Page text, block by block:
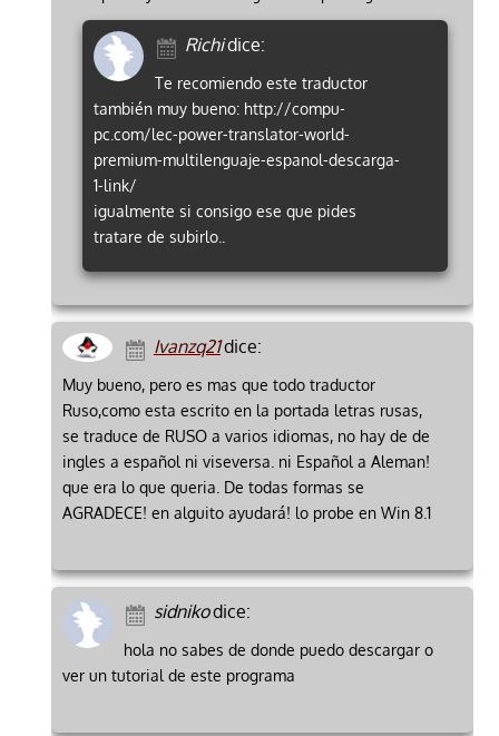
Richidice:
Te recomiendo este traductor
también muy bueno: http://compu-
pc.com/lec-power-translator-world-
premium-multilenguaje-espanol-descarga-
1-link/
igualmente si consigo ese que pides
tratare de subirlo..
Ivanzq21dice:
Muy bueno, pero es mas que todo traductor
Ruso,como esta escrito en la portada letras rusas,
se traduce de RUSO a varios idiomas, no hay de de
ingles a español ni viseversa. ni Español a Aleman!
que era lo que queria. De todas formas se
AGRADECE! en alguito ayudará! lo probe en Win 8.1
sidnikodice:
hola no sabes de donde puedo descargar o
ver un tutorial de este programa